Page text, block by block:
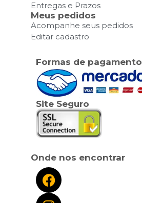
Entregas e Prazos
Meus pedidos
Acompanhe seus pedidos
Editar cadastro
Formas de pagamento
Site Seguro
Onde nos encontrar